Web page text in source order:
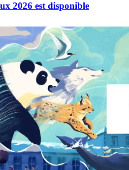
2026 est disponible